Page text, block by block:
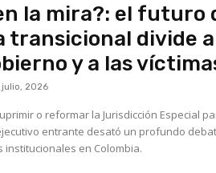
la mira?: el futuro
transicional divide
y a las
julio, 2026
o reformar la Jurisdicción Especial
entrante desató un profundo
institucionales en Colombia.